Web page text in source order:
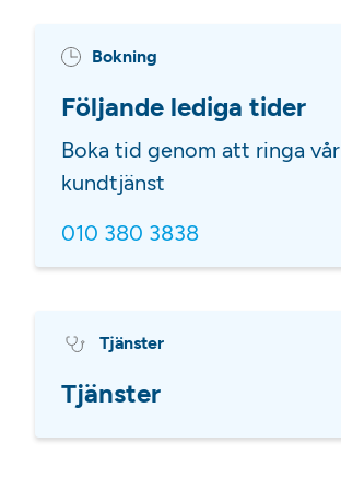
Bokning
Följande lediga tider
Boka tid genom att ringa vår
kundtjänst
010 380 3838
Tjänster
Tjänster